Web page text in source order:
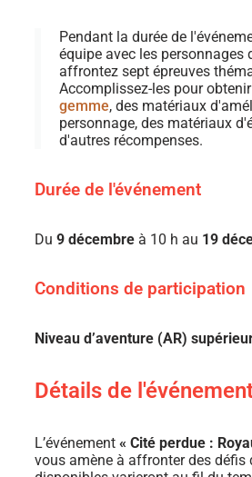
Pendant la durée de
équipe avec les personnages
affrontez sept épreuves
Accomplissez-les pour
gemme, des matériaux
personnage, des matériaux
d'autres récompenses.
Durée de l'événement
Du 9 décembre à 10 h au 19
Conditions de participation
Niveau d’aventure (AR)
Détails de
L’événement « Cité perdue :
vous amène à affronter des défis